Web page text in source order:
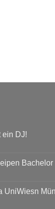
ein DJ!
Bachelor
UniWiesn